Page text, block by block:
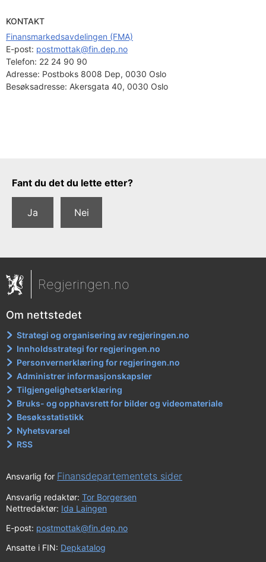
KONTAKT
Finansmarkedsavdelingen (FMA)
E-post: postmottak@fin.dep.no
Telefon: 22 24 90 90
Adresse: Postboks 8008 Dep, 0030 Oslo
Besøksadresse: Akersgata 40, 0030 Oslo
Tilbakemeldingsskjema
Fant du det du lette etter?
Ja Nei
Regjeringen.no
Om nettstedet
Strategi og organisering av regjeringen.no
Innholdsstrategi for regjeringen.no
Personvernerklæring for regjeringen.no
Administrer informasjonskapsler
Tilgjengelighetserklæring
Bruks- og opphavsrett for bilder og videomateriale
Besøksstatistikk
Nyhetsvarsel
RSS
Ansvarlig for Finansdepartementets sider
Ansvarlig redaktør: Tor Borgersen
Nettredaktør: Ida Laingen
E-post: postmottak@fin.dep.no
Ansatte i FIN: Depkatalog